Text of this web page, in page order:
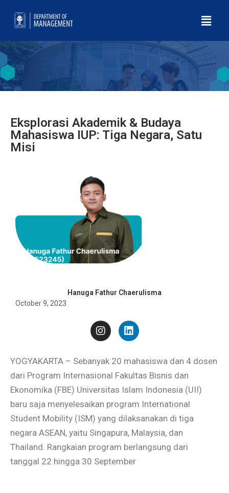
Eksplorasi Akademik & Budaya
Mahasiswa IUP: Tiga Negara, Satu
Misi
Hanuga Fathur Chaerulisma
October 9, 2023
YOGYAKARTA – Sebanyak 20 mahasiswa dan 4 dosen
dari Program Internasional Fakultas Bisnis dan
Ekonomika (FBE) Universitas Islam Indonesia (UII)
baru saja menyelesaikan program International
Student Mobility (ISM) yang dilaksanakan di tiga
negara ASEAN, yaitu Singapura, Malaysia, dan
Thailand. Rangkaian program berlangsung dari
tanggal 22 hingga 30 September